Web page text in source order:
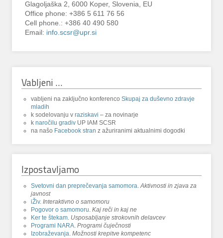
Glagoljaška 2, 6000 Koper, Slovenia, EU
Office phone: +386 5 611 76 56
Cell phone.: +386 40 490 580
Email: info.scsr@upr.si
Vabljeni …
vabljeni na zaključno konferencoSkupaj za duševno zdravje
mladih
k sodelovanju vraziskavi – za novinarje
knaročilu gradiv UP IAM SCSR
na našo Facebook stran z ažuriranimi aktualnimi dogodki
Izpostavljamo
Svetovni dan preprečevanja samomora.Aktivnosti in zjava za
javnost
iŽiv.Interaktivno o samomoru
Pogovor o samomoru.Kaj reči in kaj ne
Ker te štekam. Usposabljanje strokovnih delavcev
Programi NARA.Programi čuječnosti
Izobraževanja.Možnosti krepitve kompetenc